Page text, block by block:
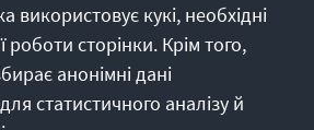
abonnieren
використовує кукі, необхідні
роботи сторінки. Крім того,
анонімні дані
статистичного аналізу й